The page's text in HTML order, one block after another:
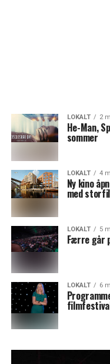
LOKALT 2
He-Man,
sommer
LOKALT 4
Ny kino
med
LOKALT 5
Færre går
LOKALT 6